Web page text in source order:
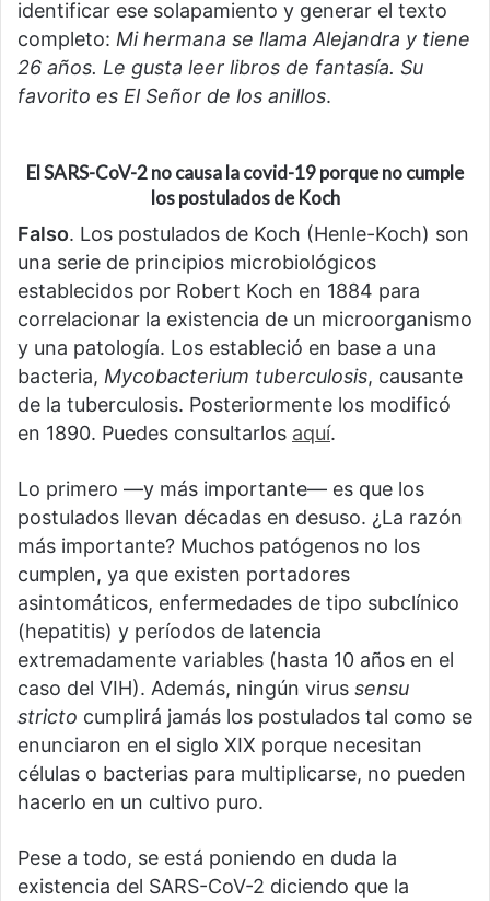
identificar ese solapamiento y generar el texto
completo: Mi hermana se llama Alejandra y tiene
26 años. Le gusta leer libros de fantasía. Su
favorito es El Señor de los anillos.
El SARS-CoV-2 no causa la covid-19 porque no cumple
los postulados de Koch
Falso. Los postulados de Koch (Henle-Koch) son
una serie de principios microbiológicos
establecidos por Robert Koch en 1884 para
correlacionar la existencia de un microorganismo
y una patología. Los estableció en base a una
bacteria, Mycobacterium tuberculosis, causante
de la tuberculosis. Posteriormente los modificó
en 1890. Puedes consultarlos aquí.
Lo primero —y más importante— es que los
postulados llevan décadas en desuso. ¿La razón
más importante? Muchos patógenos no los
cumplen, ya que existen portadores
asintomáticos, enfermedades de tipo subclínico
(hepatitis) y períodos de latencia
extremadamente variables (hasta 10 años en el
caso del VIH). Además, ningún virus sensu
stricto cumplirá jamás los postulados tal como se
enunciaron en el siglo XIX porque necesitan
células o bacterias para multiplicarse, no pueden
hacerlo en un cultivo puro.
Pese a todo, se está poniendo en duda la
existencia del SARS-CoV-2 diciendo que la